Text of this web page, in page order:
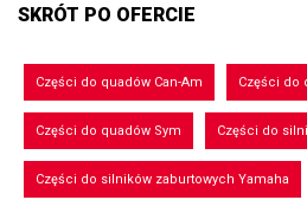
SKRÓT PO OFERCIE
Części do quadów Can-Am Części do
Części do quadów Sym Części do
Części do silników zaburtowych Yamaha